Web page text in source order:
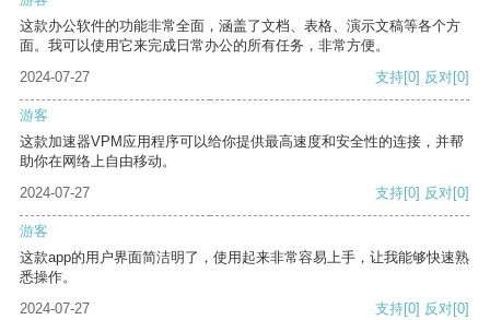
这款办公软件的功能非常全面，涵盖了文档、表格、演示文稿等各个方
面。我可以使用它来完成日常办公的所有任务，非常方便。
2024-07-27
支持[0] 反对[0]
游客
这款加速器VPM应用程序可以给你提供最高速度和安全性的连接，并帮
助你在网络上自由移动。
2024-07-27
支持[0] 反对[0]
游客
这款app的用户界面简洁明了，使用起来非常容易上手，让我能够快速熟
悉操作。
2024-07-27
支持[0] 反对[0]